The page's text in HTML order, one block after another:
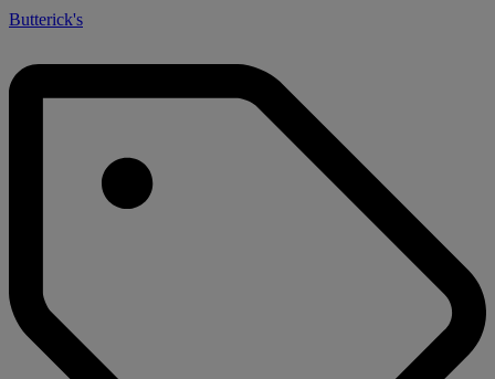
Butterick's